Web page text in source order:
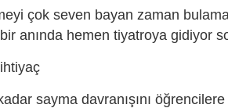
çok seven bayan zaman
anında hemen tiyatroya gidiyor
sayma davranışını öğrencilere